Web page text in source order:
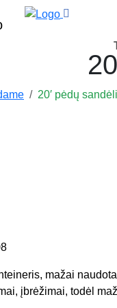
20′ pėdų
mažai
įbrėžimai, todėl